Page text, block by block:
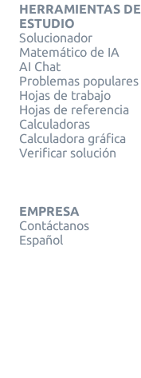
HERRAMIENTAS DE
ESTUDIO
Solucionador
Matemático de IA
AI Chat
Problemas populares
Hojas de trabajo
Hojas de referencia
Calculadoras
Calculadora gráfica
Verificar solución
EMPRESA
Contáctanos
Español